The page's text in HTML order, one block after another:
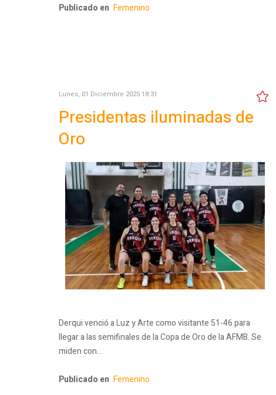
Publicado en Femenino
Lunes, 01 Diciembre 2025 18:31
Presidentas iluminadas de
Oro
Derqui venció a Luz y Arte como visitante 51-46 para
llegar a las semifinales de la Copa de Oro de la AFMB. Se
miden con…
Publicado en Femenino